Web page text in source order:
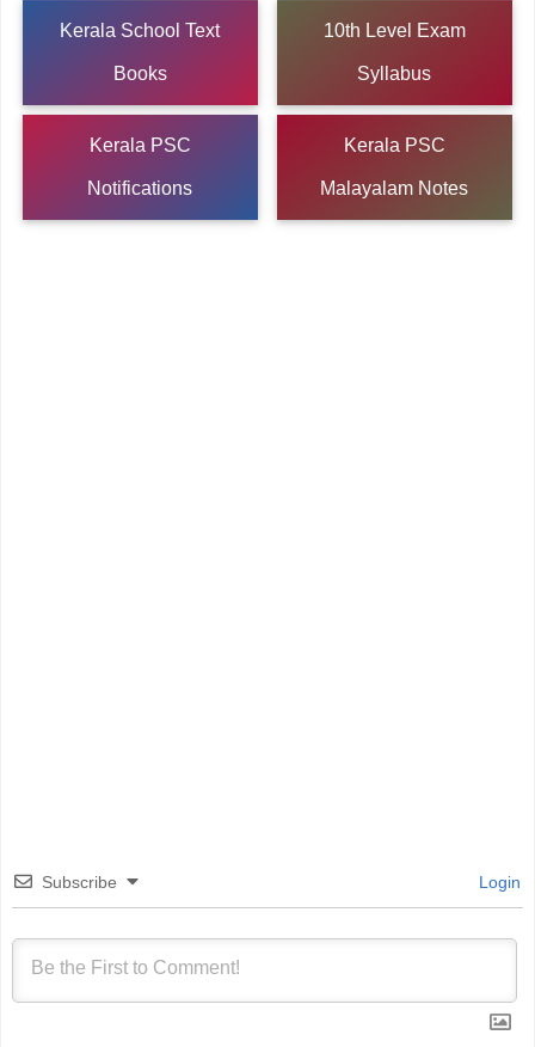
Kerala School Text
Books
10th Level Exam
Syllabus
Kerala PSC
Notifications
Kerala PSC
Malayalam Notes
Subscribe Login